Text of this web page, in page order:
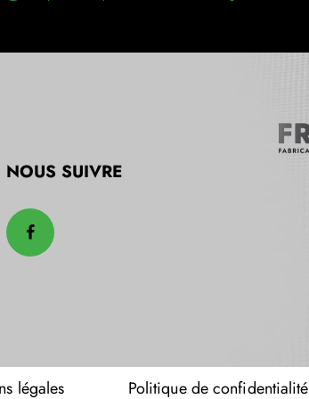
NOUS SUIVRE
légales Politique de confidentialité